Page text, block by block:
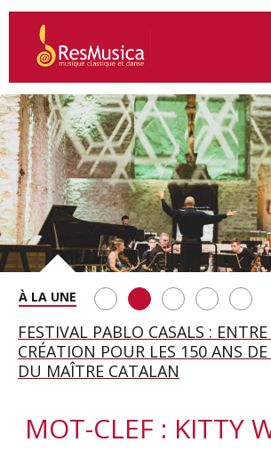
SAINT FRANÇOIS D’ASSISE À
SOIRÉE IMMENSE PORTÉE PAR
CASTELLUCCI ET MAXIME PASCAL
FESTIVAL PABLO CASALS :
CRÉATION POUR LES 150 ANS
DU MAÎTRE CATALAN
A BAYREUTH, LE 150E
WAGNÉRIEN GÉNÉRÉ PAR L’IA
BETSY JOLAS FÊTE SON
ANNIVERSAIRE
GEORGE BENJAMIN : « MES
CETTE EXIGENCE DE L’OBJET
MOT-CLEF : KITTY